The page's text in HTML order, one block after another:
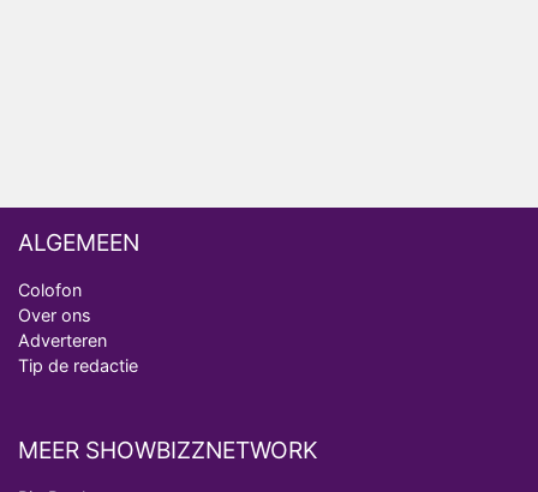
ALGEMEEN
Colofon
Over ons
Adverteren
Tip de redactie
MEER SHOWBIZZNETWORK